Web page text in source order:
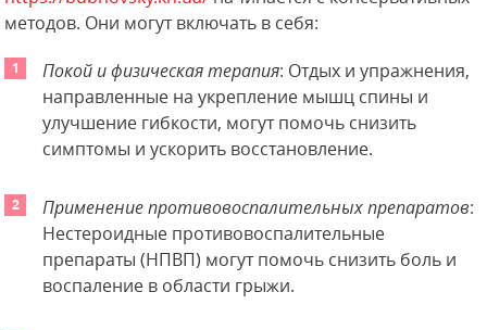
методов. Они могут включать в себя:
Покой и физическая терапия: Отдых и упражнения,
направленные на укрепление мышц спины и
улучшение гибкости, могут помочь снизить
симптомы и ускорить восстановление.
Применение противовоспалительных препаратов:
Нестероидные противовоспалительные
препараты (НПВП) могут помочь снизить боль и
воспаление в области грыжи.